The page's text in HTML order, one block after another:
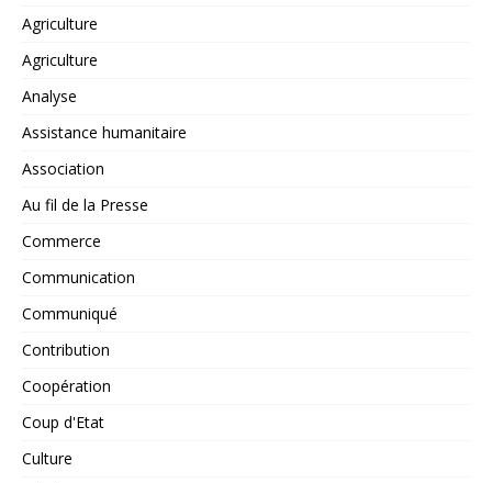
Agriculture
Agriculture
Analyse
Assistance humanitaire
Association
Au fil de la Presse
Commerce
Communication
Communiqué
Contribution
Coopération
Coup d'Etat
Culture